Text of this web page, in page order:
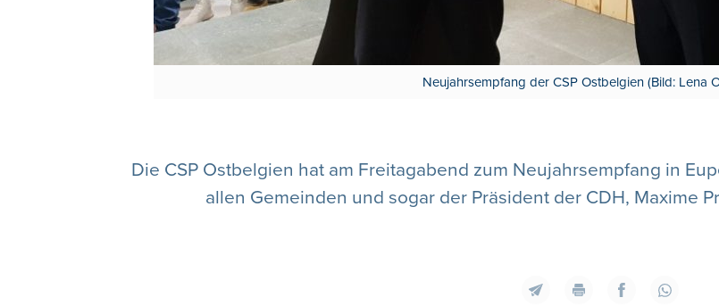
Neujahrsempfang der CSP Ostbelgien (Bild: Lena
Die CSP Ostbelgien hat am Freitagabend zum Neujahrsempfang in
allen Gemeinden und sogar der Präsident der CDH, Maxime